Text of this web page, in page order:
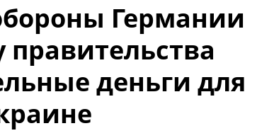
Германии
правительства
деньги для